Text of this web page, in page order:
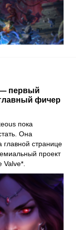
— первый
фичер
пока
Она
странице
проект
Valve*.